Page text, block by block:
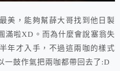
，能夠幫薛大哥找到他日製
滿啦XD。而為什麼會說塞翁失
年才入手，不過這兩咖的樣式
一鼓作氣把兩咖都帶回去了:D